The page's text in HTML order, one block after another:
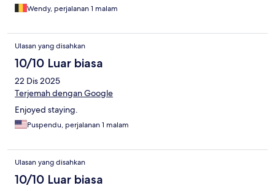
Wendy, perjalanan 1 malam
Ulasan yang disahkan
10/10 Luar biasa
22 Dis 2025
Terjemah dengan Google
Enjoyed staying.
Puspendu, perjalanan 1 malam
Ulasan yang disahkan
10/10 Luar biasa